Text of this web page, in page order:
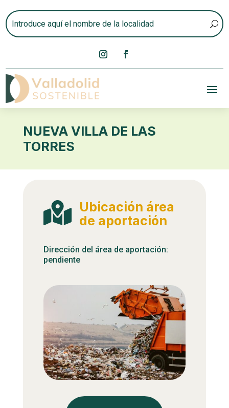
NUEVA VILLA DE LAS
TORRES
 Ubicación área
de aportación
Dirección del área de aportación:
pendiente